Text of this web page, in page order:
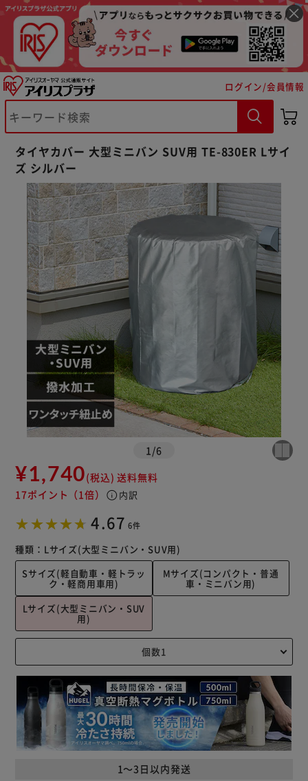
ログイン/会員情報
タイヤカバー 大型ミニバン SUV用 TE-830ER Lサイ
ズ シルバー
1 /6
¥1,740(税込) 送料無料
17ポイント （1倍） info 内訳
4.67 6件
種類： Lサイズ(大型ミニバン・SUV用)
Sサイズ(軽自動車・軽トラッ
ク・軽商用車用)
Mサイズ(コンパクト・普通
車・ミニバン用)
Lサイズ(大型ミニバン・SUV
用)
1～3日以内発送
※ご確認ください
カートに入れる 購入手続きへ